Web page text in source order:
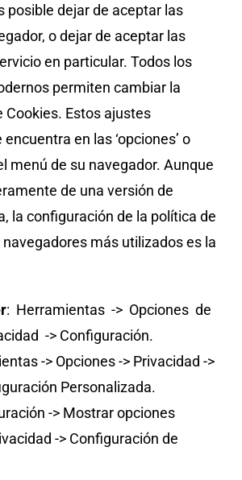
posible dejar de aceptar las
o dejar de aceptar las
en particular. Todos los
permiten cambiar la
Cookies. Estos ajustes
en las ‘opciones’ o
menú de su navegador. Aunque
de una versión de
la configuración de la política de
más utilizados es la
: Herramientas -> Opciones de
-> Configuración.
-> Opciones -> Privacidad ->
Personalizada.
-> Mostrar opciones
-> Configuración de